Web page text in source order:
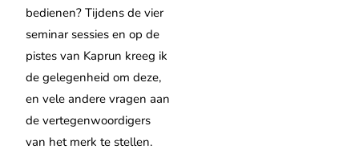
bedienen? Tijdens de vier
seminar sessies en op de
pistes van Kaprun kreeg ik
de gelegenheid om deze,
en vele andere vragen aan
de vertegenwoordigers
van het merk te stellen.